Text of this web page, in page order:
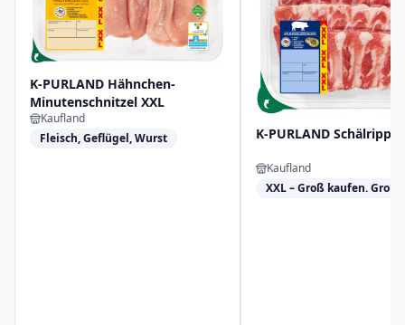
K-PURLAND Hähnchen-
Minutenschnitzel XXL
Kaufland
Fleisch, Geflügel, Wurst
K-PURLAND
Kaufland
XXL – Groß kaufen. Groß